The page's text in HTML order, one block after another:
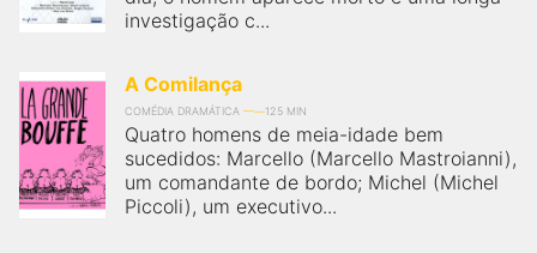
investigação c...
A Comilança
COMÉDIA DRAMÁTICA 125 MIN
Quatro homens de meia-idade bem
sucedidos: Marcello (Marcello Mastroianni),
um comandante de bordo; Michel (Michel
Piccoli), um executivo...